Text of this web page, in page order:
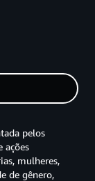
pelos
ações
mulheres,
de gênero,